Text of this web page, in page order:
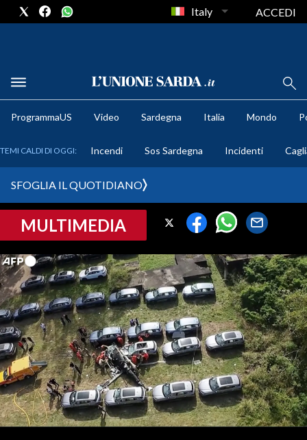
METEO
CRONACA SARDEGNA
PROVINCIA DI CAGLIARI
SULCIS IGLESIENTE
MEDIO CAMPIDANO
ORISTANO E PROVINCIA
SASSARI E PROVINCIA
GALLURA
NUORO E PROVINCIA
OGLIASTRA
Italy ACCEDI
ProgrammaUS Video Sardegna Italia Mondo
TEMI CALDI DI OGGI: Incendi Sos Sardegna Incidenti
SFOGLIA IL QUOTIDIANO
MULTIMEDIA